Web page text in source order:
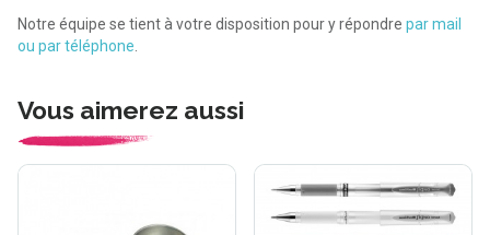
Notre équipe se tient à votre disposition pour y répondre par mail
ou par téléphone
Vous aimerez aussi